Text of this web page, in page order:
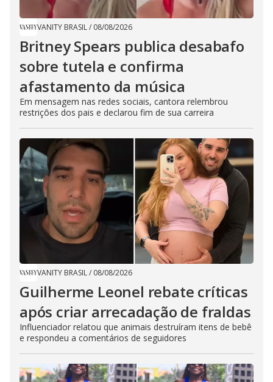
VANITY BRASIL/ 08/08/2026
Britney Spears publica desabafo
sobre tutela e confirma
afastamento da música
Em mensagem nas redes sociais, cantora relembrou
restrições dos pais e declarou fim de sua carreira
VANITY BRASIL/ 08/08/2026
Guilherme Leonel rebate críticas
após criar arrecadação de fraldas
Influenciador relatou que animais destruíram itens de bebê
e respondeu a comentários de seguidores